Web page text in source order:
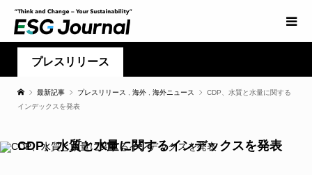
プレスリリース
最新記事 プレスリリース 海外 海外ニュース
CDP、水質と水量に関する
インデックスを発表
CDP、水質と水量に関するインデックスを発表